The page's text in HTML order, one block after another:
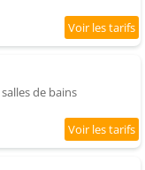
de bains